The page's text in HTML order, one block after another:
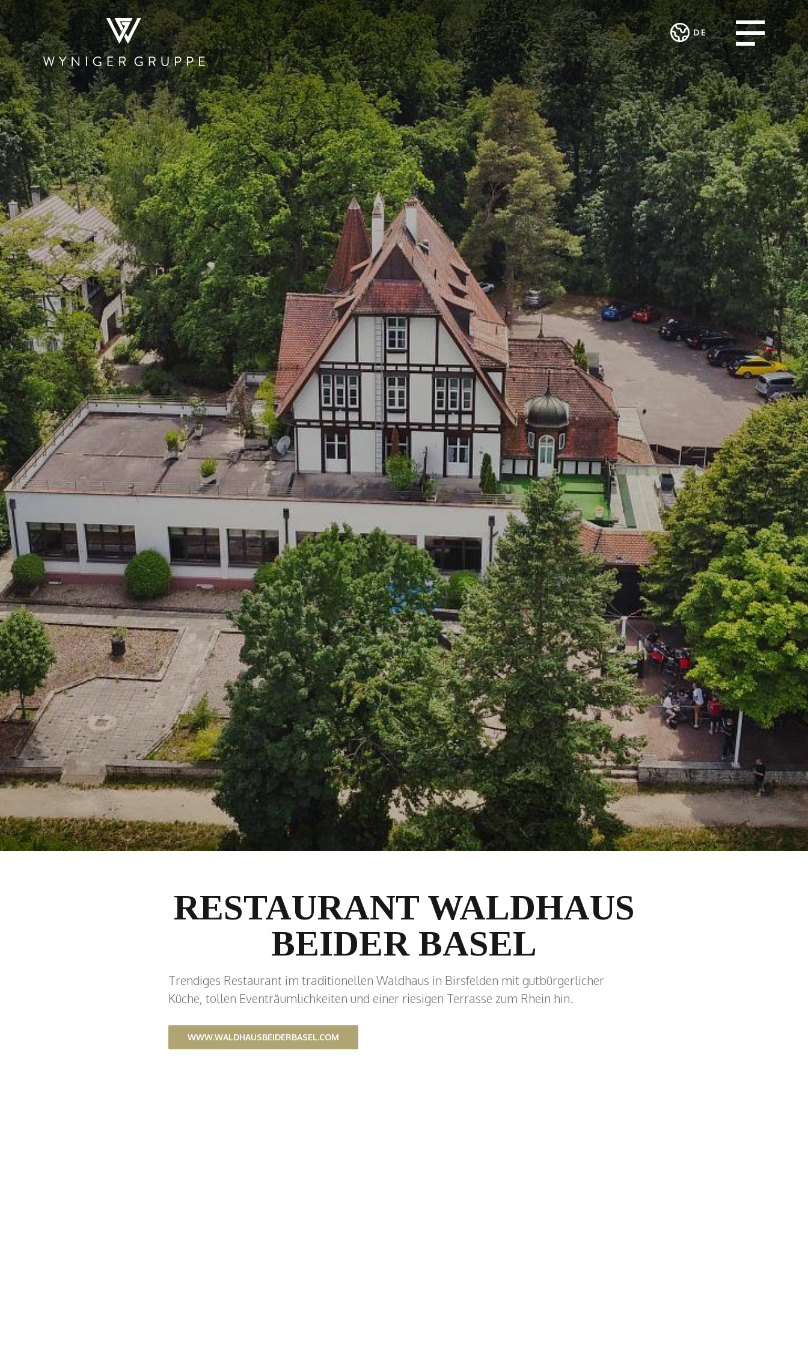
DE
Deutsch
English
Open menu
WER WIR SIND NEWS & MEDIEN JOBS KONTAKT
RESTAURATION
Restaurants und
Bars
Kantinen und
Mensen
PIER Bäder by
Ryago
KUNSCHTI by
Ryago
HOTELLERIE
Der Teufelhof
Basel
SET
Hotel.Residence
by Teufelhof Basel
Waldhaus beider
Basel
PRODUKTION
UND HANDEL
Beschle
Stadtmauer Brauer
Rösterei
Rheinbrand
Ladenlokale
CATERING UND
EVENTS
Verpflegungs-
Service
Events
Event-Plattform
Klybeck 610
Wyniger
Downtown Basel
FACILITY
MANAGEMENT
WIN Services
DIENSTLEISTUNGEN
UND PROJEKTE
Beratung und
Outsourcing
Einkaufsgemeinschaft
ARBEITSINTEGRATION
UND SOZIALES
ENGAGEMENT
Verein MALIAN
KUNST UND
KULTUR
Theater im
Teufelhof
Radio Waldhaus
FM
RESTAURANT WALDHAUS
BEIDER BASEL
Trendiges Restaurant im traditionellen Waldhaus in Birsfelden mit gutbürgerlicher
Küche, tollen Eventräumlichkeiten und einer riesigen Terrasse zum Rhein hin.
WWW.WALDHAUSBEIDERBASEL.COM